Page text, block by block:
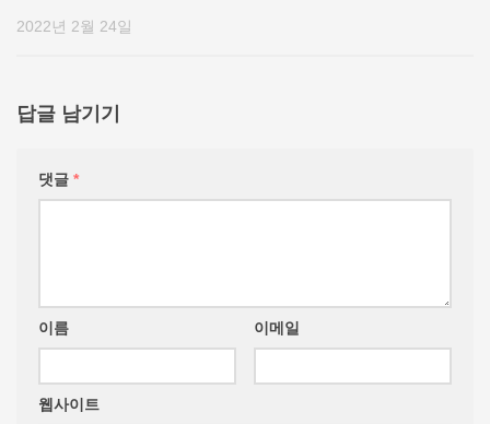
2022년 2월 24일
답글 남기기
댓글 *
이름 이메일
웹사이트